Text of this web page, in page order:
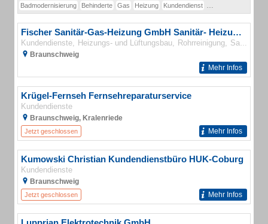
Badmodernisierung Behinderte Gas Heizung Kundendienst
Fischer Sanitär-Gas-Heizung GmbH Sanitär- Heizungs- und Klimatechnik
Kundendienste Heizungs- und Lüftungsbau Rohrreinigung Sanitär
Braunschweig
Mehr Infos
Krügel-Fernseh Fernsehreparaturservice
Kundendienste
Braunschweig, Kralenriede
Jetzt geschlossen Mehr Infos
Kumowski Christian Kundendienstbüro HUK-Coburg
Kundendienste
Braunschweig
Jetzt geschlossen Mehr Infos